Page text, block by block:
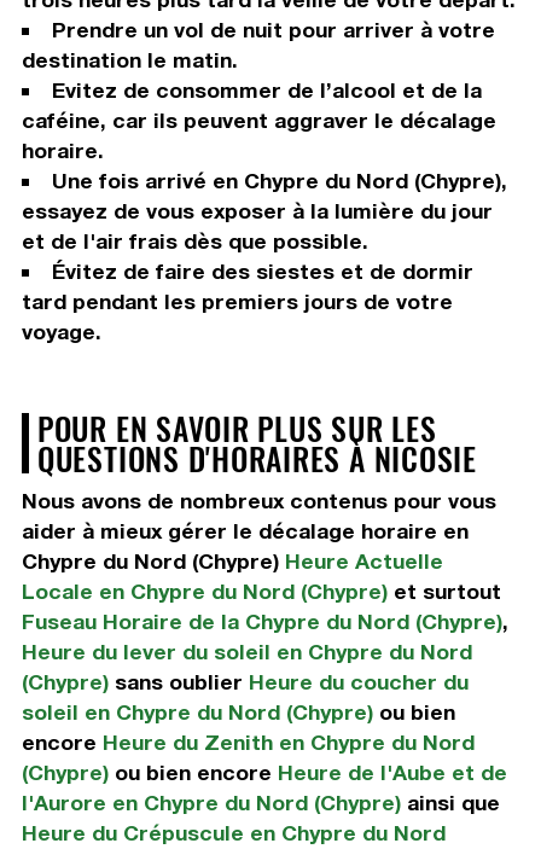
Prendre un vol de nuit pour arriver à votre
destination le matin.
Evitez de consommer de l’alcool et de la
caféine, car ils peuvent aggraver le décalage
horaire.
Une fois arrivé en Chypre du Nord (Chypre),
essayez de vous exposer à la lumière du jour
et de l'air frais dès que possible.
Évitez de faire des siestes et de dormir
tard pendant les premiers jours de votre
voyage.
POUR EN SAVOIR PLUS SUR LES
QUESTIONS D'HORAIRES À NICOSIE
Nous avons de nombreux contenus pour vous
aider à mieux gérer le décalage horaire en
Chypre du Nord (Chypre) Heure Actuelle
Locale en Chypre du Nord (Chypre)et surtout
Fuseau Horaire de la Chypre du Nord (Chypre),
Heure du lever du soleil en Chypre du Nord
(Chypre)sans oublier Heure du coucher du
soleil en Chypre du Nord (Chypre)ou bien
encore Heure du Zenith en Chypre du Nord
(Chypre)ou bien encore Heure de l'Aube et de
l'Aurore en Chypre du Nord (Chypre)ainsi que
Heure du Crépuscule en Chypre du Nord